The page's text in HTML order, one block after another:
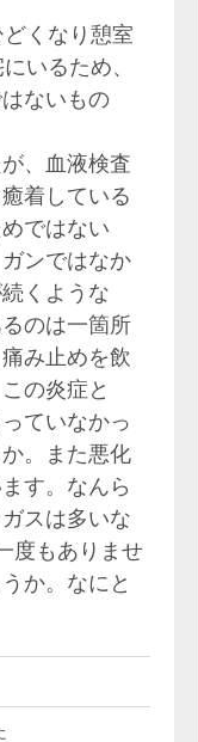
くなり憩室
いるため、
ないもの
、血液検査
着している
ではない
ンではなか
くような
のは一箇所
み止めを飲
の炎症と
ていなかっ
。また悪化
す。なんら
スは多いな
度もありませ
か。なにと